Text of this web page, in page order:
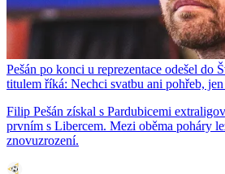
Pešán po konci u reprezentace odešel do
titulem říká: Nechci svatbu ani pohřeb,
Filip Pešán získal s Pardubicemi
prvním s Libercem. Mezi oběma poháry
znovuzrození.